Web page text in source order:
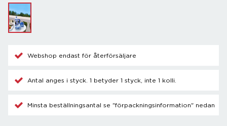
Webshop endast för återförsäljare
Antal anges i styck. 1 betyder 1 styck, inte 1 kolli.
Minsta beställningsantal se "förpackningsinformation" nedan